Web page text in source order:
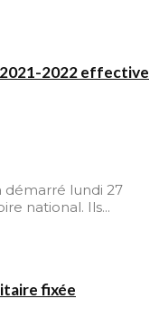
2022 effective
démarré lundi 27
national. Ils...
fixée